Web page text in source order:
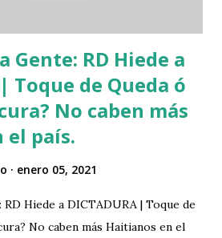
Gente: RD Hiede a
Toque de Queda ó
No caben más
el país.
enero 05, 2021
Hiede a DICTADURA | Toque de
No caben más Haitianos en el